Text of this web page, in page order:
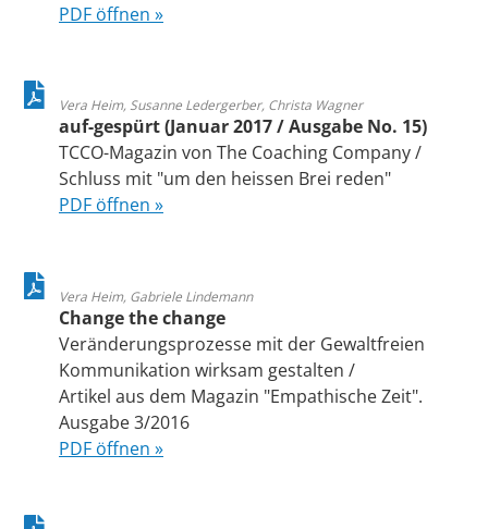
PDF öffnen »
Vera Heim, Susanne Ledergerber, Christa Wagner
auf-gespürt (Januar 2017 / Ausgabe No. 15)
TCCO-Magazin von The Coaching Company /
Schluss mit "um den heissen Brei reden"
PDF öffnen »
Vera Heim, Gabriele Lindemann
Change the change
Veränderungsprozesse mit der Gewaltfreien
Kommunikation wirksam gestalten /
Artikel aus dem Magazin "Empathische Zeit".
Ausgabe 3/2016
PDF öffnen »